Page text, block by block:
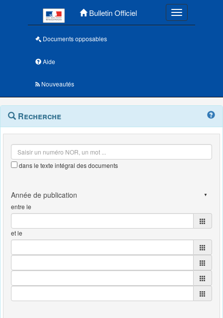
Bulletin Officiel Toggle
Documents opposables
Aide
Nouveautés
Navigation
outils
Menu
contextuel
Recherche
dans le texte intégral des documents
entre le
et le